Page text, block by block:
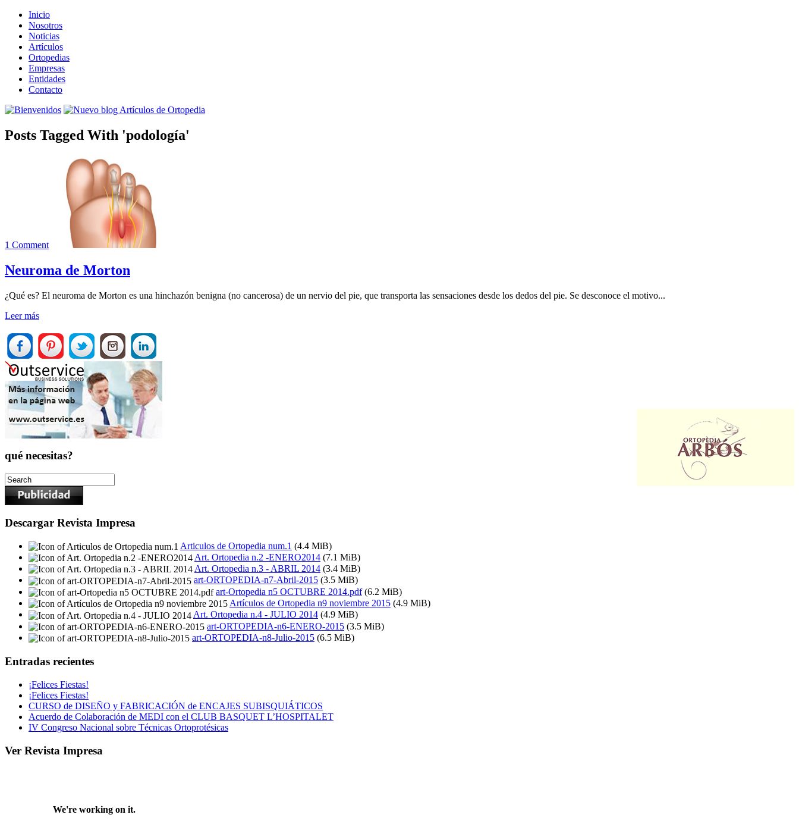
Inicio
Nosotros
Noticias
Artículos
Ortopedias
Empresas
Entidades
Contacto
Posts Tagged With 'podología'
1 Comment
Neuroma de Morton
¿Qué es? El neuroma de Morton es una hinchazón benigna (no cancerosa) de un nervio del pie, que transporta las sensaciones desde los dedos del pie. Se desconoce el motivo...
Leer más
qué necesitas?
Descargar Revista Impresa
Articulos de Ortopedia num.1 (4.4 MiB)
Art. Ortopedia n.2 -ENERO2014 (7.1 MiB)
Art. Ortopedia n.3 - ABRIL 2014 (3.4 MiB)
art-ORTOPEDIA-n7-Abril-2015 (3.5 MiB)
art-Ortopedia n5 OCTUBRE 2014.pdf(6.2 MiB)
Artículos de Ortopedia n9 noviembre 2015 (4.9 MiB)
Art. Ortopedia n.4 - JULIO 2014 (4.9 MiB)
art-ORTOPEDIA-n6-ENERO-2015 (3.5 MiB)
art-ORTOPEDIA-n8-Julio-2015 (6.5 MiB)
Entradas recientes
¡Felices Fiestas!
¡Felices Fiestas!
CURSO de DISEÑO y FABRICACIÓN de ENCAJES SUBISQUIÁTICOS
Acuerdo de Colaboración de MEDI con el CLUB BASQUET L’HOSPITALET
IV Congreso Nacional sobre Técnicas Ortoprotésicas
Ver Revista Impresa